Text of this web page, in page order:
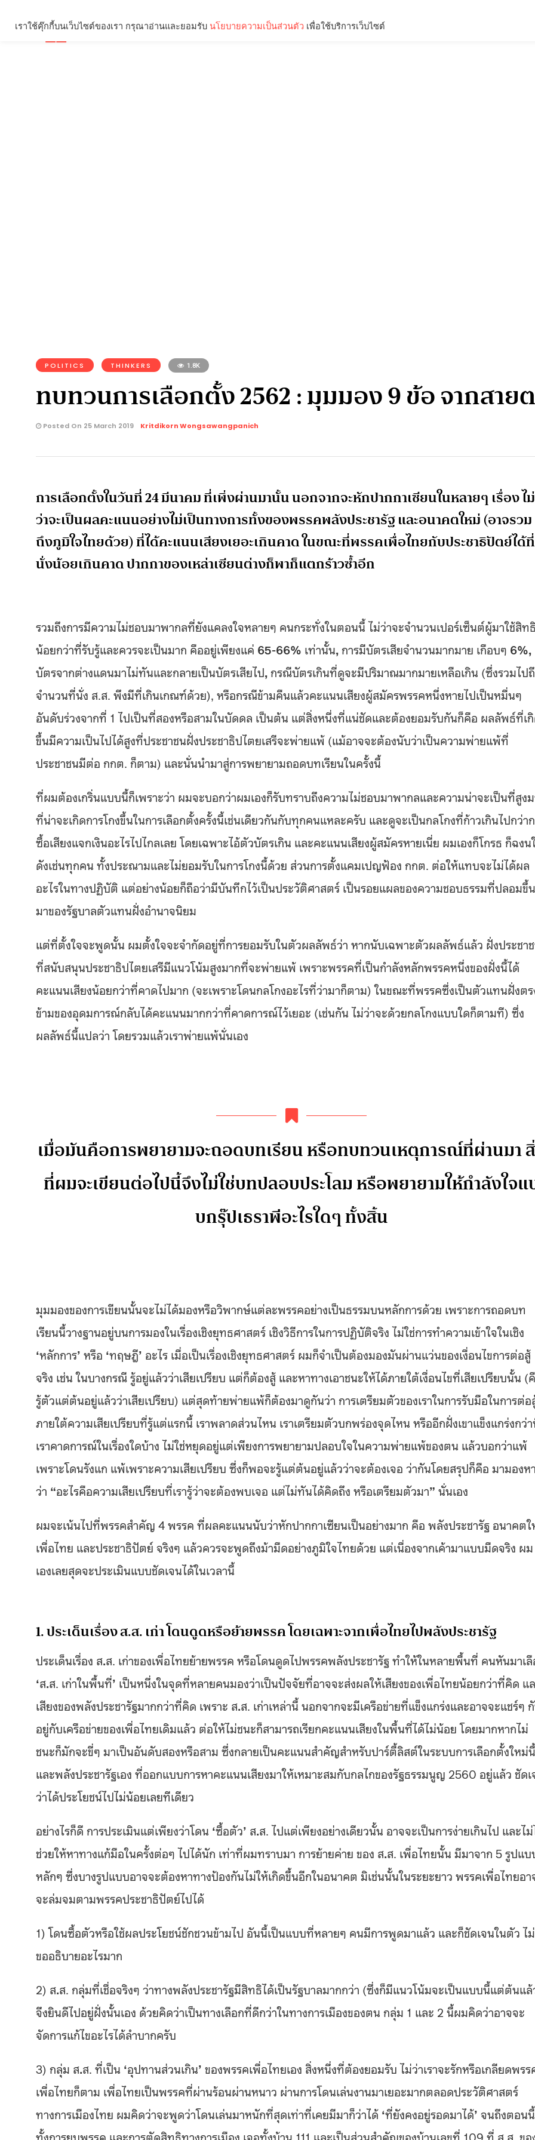
POLITICS THINKERS 1.8K
ทบทวนการเลือกตั้ง 2562 : มุมมอง 9 ข้อ จากสาย
Posted On 25 March 2019 Kritdikorn Wongsawangpanich
การเลือกตั้งในวันที่ 24 มีนาคม ที่เพิ่งผ่านมานั้น นอกจากจะหักปากกาเซียนในหลายๆ เรื่อง ไม่
ว่าจะเป็นผลคะแนนอย่างไม่เป็นทางการทั้งของพรรคพลังประชารัฐ และอนาคตใหม่ (อาจรวม
ถึงภูมิใจไทยด้วย) ที่ได้คะแนนเสียงเยอะเกินคาด ในขณะที่พรรคเพื่อไทยกับประชาธิปัตย์ได้ที่
นั่งน้อยเกินคาด ปากกาของเหล่าเซียนต่างก็พาก็แตกร้าวซ้ำอีก
รวมถึงการมีความไม่ชอบมาพากลที่ยังแคลงใจหลายๆ คนกระทั่งในตอนนี้ ไม่ว่าจะจำนวนเปอร์เซ็นต์ผู้มาใช้สิท
น้อยกว่าที่รับรู้และควรจะเป็นมาก คืออยู่เพียงแค่ 65-66% เท่านั้น,การมีบัตรเสียจำนวนมากมาย เกือบๆ 6%,
บัตรจากต่างแดนมาไม่ทันและกลายเป็นบัตรเสียไป,กรณีบัตรเกินที่ดูจะมีปริมาณมากมายเหลือเกิน (ซึ่งรวมไป
จำนวนที่นั่ง ส.ส. พึงมีที่เกินเกณฑ์ด้วย), หรือกรณีข้ามคืนแล้วคะแนนเสียงผู้สมัครพรรคหนึ่งหายไปเป็นหมื่นๆ
อันดับร่วงจากที่ 1 ไปเป็นที่สองหรือสามในบัดดล เป็นต้น แต่สิ่งหนึ่งที่แน่ชัดและต้องยอมรับกันก็คือ ผลลัพธ์ที่เ
ขึ้นมีความเป็นไปได้สูงที่ประชาชนฝั่งประชาธิปไตยเสรีจะพ่ายแพ้ (แม้อาจจะต้องนับว่าเป็นความพ่ายแพ้ที่
ประชาชนมีต่อ กกต. ก็ตาม) และนั่นนำมาสู่การพยายามถอดบทเรียนในครั้งนี้
ที่ผมต้องเกริ่นแบบนี้ก็เพราะว่า ผมจะบอกว่าผมเองก็รับทราบถึงความไม่ชอบมาพากลและความน่าจะเป็นที่สูง
ที่น่าจะเกิดการโกงขึ้นในการเลือกตั้งครั้งนี้เช่นเดียวกันกับทุกคนแหละครับ และดูจะเป็นกลโกงที่ก้าวเกินไปกว่า
ซื้อเสียงแจกเงินอะไรไปไกลเลย โดยเฉพาะไอ้ตัวบัตรเกิน และคะแนนเสียงผู้สมัครหายเนี่ย ผมเองก็โกรธ ก็ฉงน
ดังเช่นทุกคน ทั้งประณามและไม่ยอมรับในการโกงนี้ด้วย ส่วนการตั้งแคมเปญฟ้อง กกต. ต่อให้แทบจะไม่ได้ผล
อะไรในทางปฏิบัติ แต่อย่างน้อยก็ถือว่ามีบันทึกไว้เป็นประวัติศาสตร์ เป็นรอยแผลของความชอบธรรมที่ปลอมขึ้น
มาของรัฐบาลตัวแทนฝั่งอำนาจนิยม
แต่ที่ตั้งใจจะพูดนั้น ผมตั้งใจจะจำกัดอยู่ที่การยอมรับในตัวผลลัพธ์ว่า หากนับเฉพาะตัวผลลัพธ์แล้ว ฝั่งประชา
ที่สนับสนุนประชาธิปไตยเสรีมีแนวโน้มสูงมากที่จะพ่ายแพ้ เพราะพรรคที่เป็นกำลังหลักพรรคหนึ่งของฝั่งนี้ได้
คะแนนเสียงน้อยกว่าที่คาดไปมาก (จะเพราะโดนกลโกงอะไรที่ว่ามาก็ตาม) ในขณะที่พรรคซึ่งเป็นตัวแทนฝั่งตร
ข้ามของอุดมการณ์กลับได้คะแนนมากกว่าที่คาดการณ์ไว้เยอะ (เช่นกัน ไม่ว่าจะด้วยกลโกงแบบใดก็ตามที) ซึ่ง
ผลลัพธ์นี้แปลว่า โดยรวมแล้วเราพ่ายแพ้นั่นเอง
เมื่อมันคือการพยายามจะถอดบทเรียน หรือทบทวนเหตุการณ์ที่ผ่านมา
ที่ผมจะเขียนต่อไปนี้จึงไม่ใช่บทปลอบประโลม หรือพยายามให้กำลังใจแ
บกรุ๊ปเธราพีอะไรใดๆ ทั้งสิ้น
มุมมองของการเขียนนั้นจะไม่ได้มองหรือวิพากษ์แต่ละพรรคอย่างเป็นธรรมบนหลักการด้วย เพราะการถอดบท
เรียนนี้วางฐานอยู่บนการมองในเรื่องเชิงยุทธศาสตร์ เชิงวิธีการในการปฏิบัติจริง ไม่ใช่การทำความเข้าใจในเชิง
‘หลักการ’ หรือ ‘ทฤษฎี’ อะไร เมื่อเป็นเรื่องเชิงยุทธศาสตร์ ผมก็จำเป็นต้องมองมันผ่านแว่นของเงื่อนไขการต่อสู้
จริง เช่น ในบางกรณี รู้อยู่แล้วว่าเสียเปรียบ แต่ก็ต้องสู้ และหาทางเอาชนะให้ได้ภายใต้เงื่อนไขที่เสียเปรียบนั้น (
รู้ตัวแต่ต้นอยู่แล้วว่าเสียเปรียบ) แต่สุดท้ายพ่ายแพ้ก็ต้องมาดูกันว่า การเตรียมตัวของเราในการรับมือในการต่อ
ภายใต้ความเสียเปรียบที่รู้แต่แรกนี้ เราพลาดส่วนไหน เราเตรียมตัวบกพร่องจุดไหน หรืออีกฝั่งเขาแข็งแกร่งกว่
เราคาดการณ์ในเรื่องใดบ้าง ไม่ใช่หยุดอยู่แต่เพียงการพยายามปลอบใจในความพ่ายแพ้ของตน แล้วบอกว่าแพ้
เพราะโดนรังแก แพ้เพราะความเสียเปรียบ ซึ่งก็พอจะรู้แต่ต้นอยู่แล้วว่าจะต้องเจอ ว่ากันโดยสรุปก็คือ มามองหา
ว่า “อะไรคือความเสียเปรียบที่เรารู้ว่าจะต้องพบเจอ แต่ไม่ทันได้คิดถึง หรือเตรียมตัวมา” นั่นเอง
ผมจะเน้นไปที่พรรคสำคัญ 4 พรรค ที่ผลคะแนนนับว่าหักปากกาเซียนเป็นอย่างมาก คือ พลังประชารัฐ อนาคต
เพื่อไทย และประชาธิปัตย์ จริงๆ แล้วควรจะพูดถึงม้ามืดอย่างภูมิใจไทยด้วย แต่เนื่องจากเค้ามาแบบมืดจริง ผม
เองเลยสุดจะประเมินแบบชัดเจนได้ในเวลานี้
1. ประเด็นเรื่อง ส.ส. เก่า โดนดูดหรือย้ายพรรค โดยเฉพาะจากเพื่อไทยไปพลังประชารัฐ
ประเด็นเรื่อง ส.ส. เก่าของเพื่อไทยย้ายพรรค หรือโดนดูดไปพรรคพลังประชารัฐ ทำให้ในหลายพื้นที่ คนหันมาเ
‘ส.ส. เก่าในพื้นที่’ เป็นหนึ่งในจุดที่หลายคนมองว่าเป็นปัจจัยที่อาจจะส่งผลให้เสียงของเพื่อไทยน้อยกว่าที่คิด แ
เสียงของพลังประชารัฐมากกว่าที่คิด เพราะ ส.ส. เก่าเหล่านี้ นอกจากจะมีเครือข่ายที่แข็งแกร่งและอาจจะแชร์ๆ
อยู่กับเครือข่ายของเพื่อไทยเดิมแล้ว ต่อให้ไม่ชนะก็สามารถเรียกคะแนนเสียงในพื้นที่ได้ไม่น้อย โดยมากหากไม่
ชนะก็มักจะขี่ๆ มาเป็นอันดับสองหรือสาม ซึ่งกลายเป็นคะแนนสำคัญสำหรับปาร์ตี้ลิสต์ในระบบการเลือกตั้งใหม่นี้
และพลังประชารัฐเอง ที่ออกแบบการหาคะแนนเสียงมาให้เหมาะสมกับกลไกของรัฐธรรมนูญ 2560 อยู่แล้ว ชัด
ว่าได้ประโยชน์ไปไม่น้อยเลยทีเดียว
อย่างไรก็ดี การประเมินแต่เพียงว่าโดน ‘ซื้อตัว’ ส.ส. ไปแต่เพียงอย่างเดียวนั้น อาจจะเป็นการง่ายเกินไป และไ
ช่วยให้หาทางแก้มือในครั้งต่อๆ ไปได้นัก เท่าที่ผมทราบมา การย้ายค่าย ของ ส.ส. เพื่อไทยนั้น มีมาจาก 5 รูปแบ
หลักๆ ซึ่งบางรูปแบบอาจจะต้องหาทางป้องกันไม่ให้เกิดขึ้นอีกในอนาคต มิเช่นนั้นในระยะยาว พรรคเพื่อไทยอา
จะล่มจมตามพรรคประชาธิปัตย์ไปได้
1) โดนซื้อตัวหรือใช้ผลประโยชน์ชักชวนข้ามไป อันนี้เป็นแบบที่หลายๆ คนมีการพูดมาแล้ว และก็ชัดเจนในตัว ไม่
ขออธิบายอะไรมาก
2) ส.ส. กลุ่มที่เชื่อจริงๆ ว่าทางพลังประชารัฐมีสิทธิได้เป็นรัฐบาลมากกว่า (ซึ่งก็มีแนวโน้มจะเป็นแบบนี้แต่ต้นแ
จึงยินดีไปอยู่ฝั่งนั้นเอง ด้วยคิดว่าเป็นทางเลือกที่ดีกว่าในทางการเมืองของตน กลุ่ม 1 และ 2 นี้ผมคิดว่าอาจจะ
จัดการแก้ไขอะไรได้ลำบากครับ
3) กลุ่ม ส.ส. ที่เป็น ‘อุปทานส่วนเกิน’ ของพรรคเพื่อไทยเอง สิ่งหนึ่งที่ต้องยอมรับ ไม่ว่าเราจะรักหรือเกลียดพรร
เพื่อไทยก็ตาม เพื่อไทยเป็นพรรคที่ผ่านร้อนผ่านหนาว ผ่านการโดนเล่นงานมาเยอะมากตลอดประวัติศาสตร์
ทางการเมืองไทย ผมคิดว่าจะพูดว่าโดนเล่นมาหนักที่สุดเท่าที่เคยมีมาก็ว่าได้ ‘ที่ยังคงอยู่รอดมาได้’ จนถึงตอนนี้
ทั้งการยุบพรรค และการตัดสิทธิทางการเมือง เจอทั้งบ้าน 111 และเป็นส่วนสำคัญของบ้านเลขที่ 109 ที่ ส ส. ขอ
เราใช้คุ๊กกี้บนเว็บไซต์ของเรา กรุณาอ่านและยอมรับ นโยบายความเป็นส่วนตัว เพื่อใช้บริการเว็บไซต์